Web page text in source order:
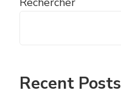
Recent Posts